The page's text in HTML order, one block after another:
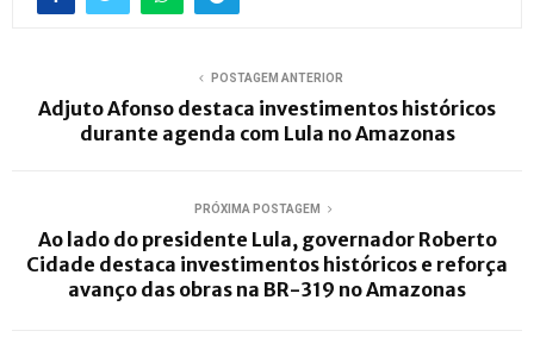
POSTAGEM ANTERIOR
Adjuto Afonso destaca investimentos históricos
durante agenda com Lula no Amazonas
PRÓXIMA POSTAGEM
Ao lado do presidente Lula, governador Roberto
Cidade destaca investimentos históricos e reforça
avanço das obras na BR-319 no Amazonas